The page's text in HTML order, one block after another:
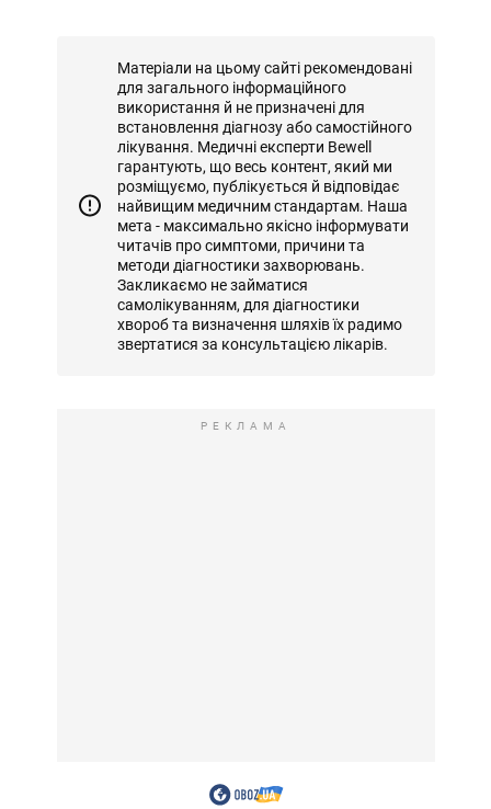
Матеріали на цьому сайті рекомендовані
для загального інформаційного
використання й не призначені для
встановлення діагнозу або самостійного
лікування. Медичні експерти Bewell
гарантують, що весь контент, який ми
розміщуємо, публікується й відповідає
найвищим медичним стандартам. Наша
мета - максимально якісно інформувати
читачів про симптоми, причини та
методи діагностики захворювань.
Закликаємо не займатися
самолікуванням, для діагностики
хвороб та визначення шляхів їх радимо
звертатися за консультацією лікарів.
РЕКЛАМА